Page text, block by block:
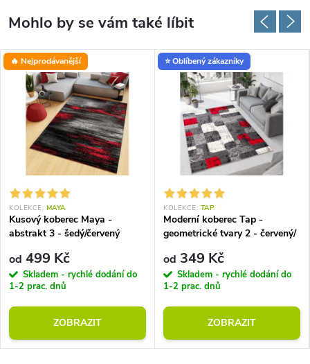
🔥 Nejprodávanější
KOLEKCE: MAYA
Kusový koberec Maya -
abstrakt 3 - šedý/červený
od 499 Kč
Skladem - rychlé dodání do
1-2 prac. dnů
ZOBRAZIT
⭐ Oblíbený zákazníky
KOLEKCE: TAP
Moderní koberec Tap -
geometrické tvary 2 - červený/
od 349 Kč
Skladem - rychlé dodání do
1-2 prac. dnů
ZOBRAZIT